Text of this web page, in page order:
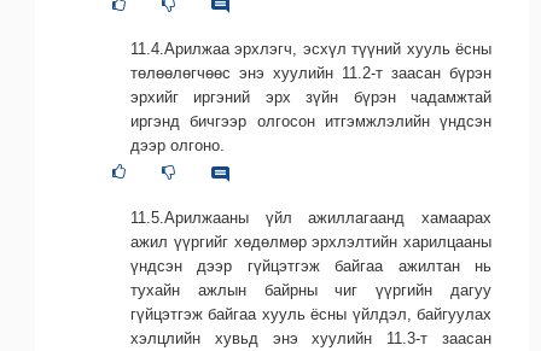
11.4.Арилжаа эрхлэгч, эсхүл түүний хууль ёсны
төлөөлөгчөөс энэ хуулийн 11.2-т заасан бүрэн
эрхийг иргэний эрх зүйн бүрэн чадамжтай
иргэнд бичгээр олгосон итгэмжлэлийн үндсэн
дээр олгоно.
11.5.Арилжааны үйл ажиллагаанд хамаарах
ажил үүргийг хөдөлмөр эрхлэлтийн харилцааны
үндсэн дээр гүйцэтгэж байгаа ажилтан нь
тухайн ажлын байрны чиг үүргийн дагуу
гүйцэтгэж байгаа хууль ёсны үйлдэл, байгуулах
хэлцлийн хувьд энэ хуулийн 11.3-т заасан